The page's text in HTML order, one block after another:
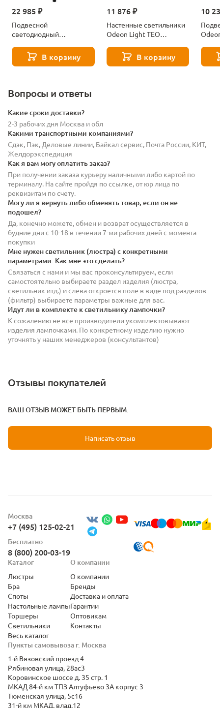
22 985 ₽
Подвесной
светодиодный
TEO 7022/27FL черный
В корзину
11 876 ₽
Настенные светильники
Odeon Light TEO
В корзину
10
Вопросы и ответы
Какие сроки доставки?
2-3 рабочих дня Москва и обл
Какими транспортными компаниями?
Сдэк, Пэк, Деловые линии, Байкал сервис, Почта России, КИТ,
Желдорэкспедиция
Как я вам могу оплатить заказ?
При получении заказа курьеру наличными либо картой по
терминалу. На сайте пройдя по ссылке, от юр лица по
реквизитам по счету.
Могу ли я вернуть либо обменять товар, если он не
подошел?
Да, конечно можете, обмен и возврат осуществляется в
будние дни с 10-18 в течении 7-ми рабочих дней с момента
покупки
Мне нужен светильник (люстра) с конкретными
параметрами. Как мне это сделать?
Связаться с нами и мы вас проконсультируем, если
самостоятельно выбираете раздел изделия (люстра,
светильник итд.) и слева откроется поле в виде под разделов
(фильтр) выбираете параметры важные для вас.
Идут ли в комплекте к светильнику лампочки?
К сожалению не все производители укомплектовывают
изделия лампочками. По конкретному изделию нужно
уточнять у наших менеджеров (консультантов)
Отзывы покупателей
ВАШ ОТЗЫВ МОЖЕТ БЫТЬ ПЕРВЫМ.
Написать отзыв
Москва
+7 (495) 125-02-21
Бесплатно
8 (800) 200-03-19
Пункты самовывоза г. Москва
1-й Вязовский проезд 4
Рябиновая улица, 28ас3
Коровинское шоссе д. 35 стр. 1
МКАД 84-й км ТПЗ Алтуфьево 3А корпус 3
Тюменская улица, 5с16
31-й км МКАД, влад.12
Каталог
Люстры
Бра
Споты
Настольные лампы
Торшеры
Светильники
Весь каталог
О компании
О компании
Бренды
Доставка и оплата
Гарантии
Оптовикам
Контакты